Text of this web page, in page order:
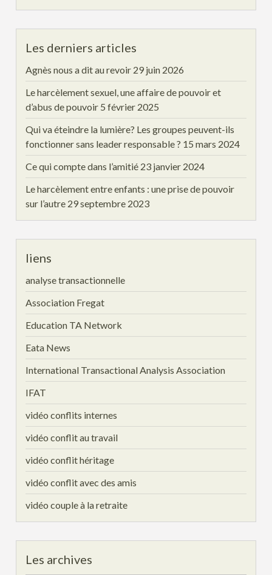
Les derniers articles
Agnès nous a dit au revoir 29 juin 2026
Le harcèlement sexuel, une affaire de pouvoir et
d’abus de pouvoir 5 février 2025
Qui va éteindre la lumière? Les groupes peuvent-ils
fonctionner sans leader responsable ? 15 mars 2024
Ce qui compte dans l’amitié 23 janvier 2024
Le harcèlement entre enfants : une prise de pouvoir
sur l’autre 29 septembre 2023
liens
analyse transactionnelle
Association Fregat
Education TA Network
Eata News
International Transactional Analysis Association
IFAT
vidéo conflits internes
vidéo conflit au travail
vidéo conflit héritage
vidéo conflit avec des amis
vidéo couple à la retraite
Les archives